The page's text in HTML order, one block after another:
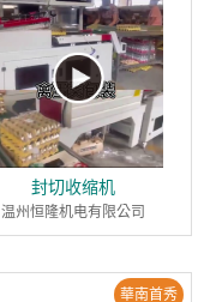
封切收缩机
温州恒隆机电有限公司
華南首秀